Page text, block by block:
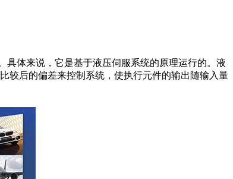
体来说，它是基于液压伺服系统的原理运行的。液
较后的偏差来控制系统，使执行元件的输出随输入量